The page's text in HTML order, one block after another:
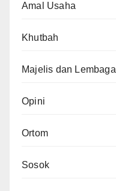
Amal Usaha
Khutbah
Majelis dan Lembaga
Opini
Ortom
Sosok